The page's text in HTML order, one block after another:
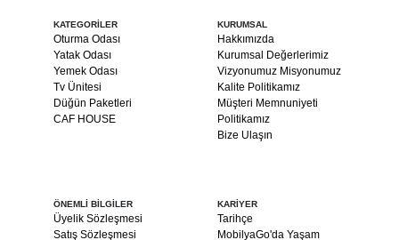
KATEGORİLER
Oturma Odası
Yatak Odası
Yemek Odası
Tv Ünitesi
Düğün Paketleri
CAF HOUSE
KURUMSAL
Hakkımızda
Kurumsal Değerlerimiz
Vizyonumuz Misyonumuz
Kalite Politikamız
Müşteri Memnuniyeti
Politikamız
Bize Ulaşın
ÖNEMLİ BİLGİLER
Üyelik Sözleşmesi
Satış Sözleşmesi
KARİYER
Tarihçe
MobilyaGo'da Yaşam